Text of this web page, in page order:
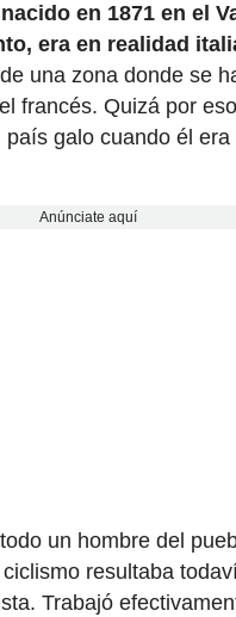
en 1871 en el
era en realidad
una zona donde se
francés. Quizá por
galo cuando él era
Anúnciate aquí
un hombre del
resultaba
Trabajó